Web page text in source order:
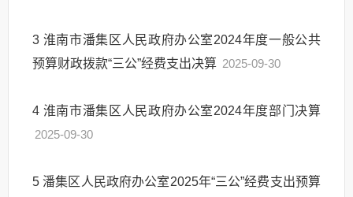
3 淮南市潘集区人民政府办公室2024年度一般公共
预算财政拨款“三公”经费支出决算 2025-09-30
4 淮南市潘集区人民政府办公室2024年度部门决算
2025-09-30
5 潘集区人民政府办公室2025年“三公”经费支出预算